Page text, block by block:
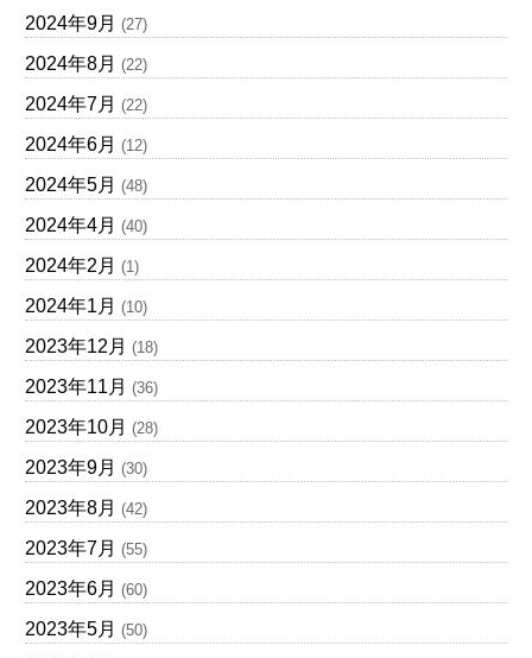
2024年9月 (27)
2024年8月 (22)
2024年7月 (22)
2024年6月 (12)
2024年5月 (48)
2024年4月 (40)
2024年2月 (1)
2024年1月 (10)
2023年12月 (18)
2023年11月 (36)
2023年10月 (28)
2023年9月 (30)
2023年8月 (42)
2023年7月 (55)
2023年6月 (60)
2023年5月 (50)